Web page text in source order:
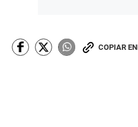
COPIAR